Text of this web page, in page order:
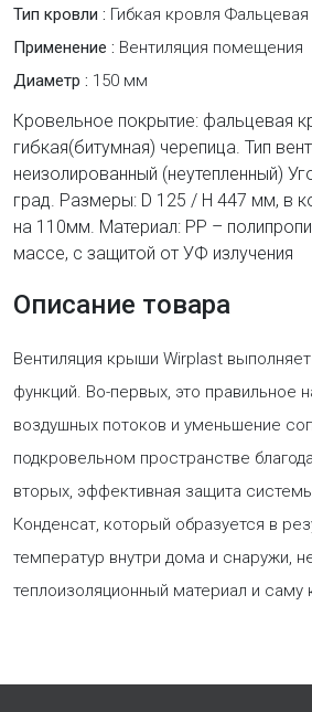
Тип кровли : Гибкая кровля
Применение : Вентиляция помещения
Диаметр : 150 мм
Кровельное покрытие: фальцевая
гибкая(битумная) черепица. Тип
неизолированный (неутепленный)
град. Размеры: D 125 / H 447 мм, в
на 110мм. Материал: PP –
массе, с защитой от УФ излучения
Описание товара
Вентиляция крыши Wirplast
функций. Во-первых, это правильное
воздушных потоков и уменьшение
подкровельном пространстве
вторых, эффективная защита
Конденсат, который образуется в
температур внутри дома и снаружи,
теплоизоляционный материал и саму